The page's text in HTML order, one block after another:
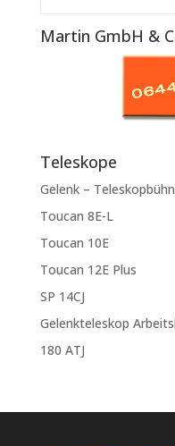
Martin GmbH &
Teleskope
Gelenk –
Toucan 8E-L
Toucan 10E
Toucan 12E Plus
SP 14CJ
Gelenkteleskop
180 ATJ